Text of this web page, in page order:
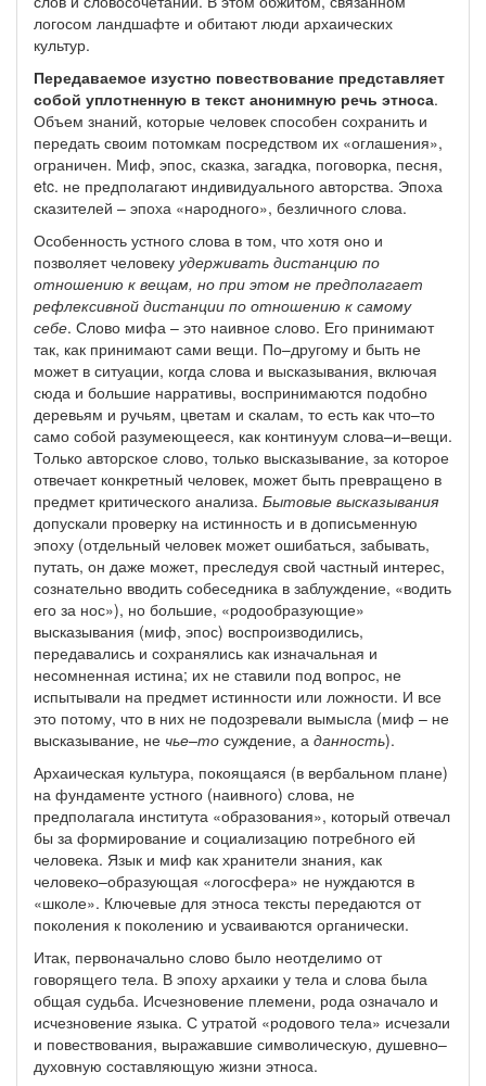
логосом ландшафте и обитают люди архаических
культур.
Передаваемое изустно повествование представляет
собой уплотненную в текст анонимную речь этноса.
Объем знаний, которые человек способен сохранить и
передать своим потомкам посредством их «оглашения»,
ограничен. Миф, эпос, сказка, загадка, поговорка, песня,
etc. не предполагают индивидуального авторства. Эпоха
сказителей – эпоха «народного», безличного слова.
Особенность устного слова в том, что хотя оно и
позволяет человеку удерживать дистанцию по
отношению к вещам, но при этом не предполагает
рефлексивной дистанции по отношению к самому
себе. Слово мифа – это наивное слово. Его принимают
так, как принимают сами вещи. По–другому и быть не
может в ситуации, когда слова и высказывания, включая
сюда и большие нарративы, воспринимаются подобно
деревьям и ручьям, цветам и скалам, то есть как что–то
само собой разумеющееся, как континуум слова–и–вещи.
Только авторское слово, только высказывание, за которое
отвечает конкретный человек, может быть превращено в
предмет критического анализа. Бытовые высказывания
допускали проверку на истинность и в дописьменную
эпоху (отдельный человек может ошибаться, забывать,
путать, он даже может, преследуя свой частный интерес,
сознательно вводить собеседника в заблуждение, «водить
его за нос»), но большие, «родообразующие»
высказывания (миф, эпос) воспроизводились,
передавались и сохранялись как изначальная и
несомненная истина; их не ставили под вопрос, не
испытывали на предмет истинности или ложности. И все
это потому, что в них не подозревали вымысла (миф – не
высказывание, не чье–то суждение, а данность).
Архаическая культура, покоящаяся (в вербальном плане)
на фундаменте устного (наивного) слова, не
предполагала института «образования», который отвечал
бы за формирование и социализацию потребного ей
человека. Язык и миф как хранители знания, как
человеко–образующая «логосфера» не нуждаются в
«школе». Ключевые для этноса тексты передаются от
поколения к поколению и усваиваются органически.
Итак, первоначально слово было неотделимо от
говорящего тела. В эпоху архаики у тела и слова была
общая судьба. Исчезновение племени, рода означало и
исчезновение языка. С утратой «родового тела» исчезали
и повествования, выражавшие символическую, душевно–
духовную составляющую жизни этноса.